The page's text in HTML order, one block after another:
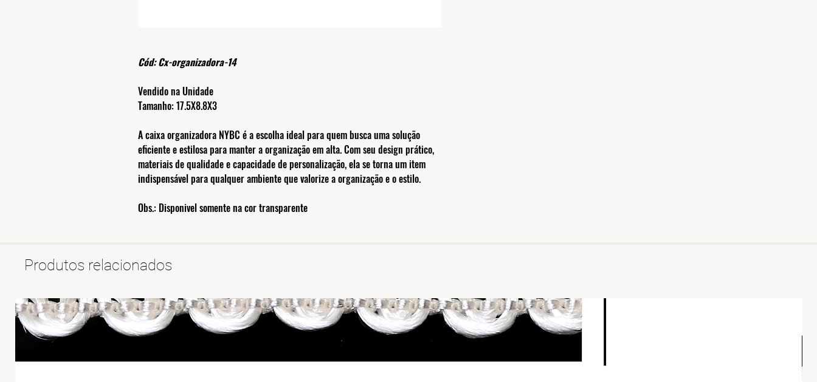
Cód: Cx-organizadora-14
Vendido na Unidade
Tamanho: 17.5X8.8X3
A caixa organizadora NYBC é a escolha ideal para quem busca uma solução
eficiente e estilosa para manter a organização em alta. Com seu design prático,
materiais de qualidade e capacidade de personalização, ela se torna um item
indispensável para qualquer ambiente que valorize a organização e o estilo.
Obs.: Disponivel somente na cor transparente
Produtos relacionados